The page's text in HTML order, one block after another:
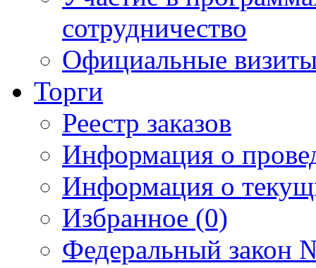
сотрудничество
Официальные
Торги
Реестр заказов
Информация о
Информация о
Избранное (0)
Федеральный закон